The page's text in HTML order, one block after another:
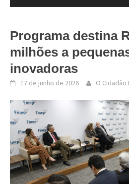
Programa destina
milhões a
inovadoras
17 de junho de 2026 O Cidadão